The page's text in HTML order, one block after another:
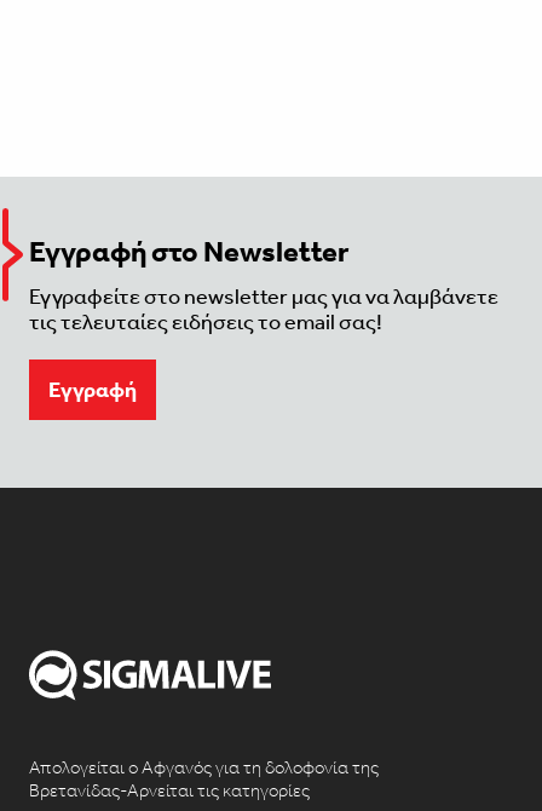
Εγγραφή στο Newsletter
Εγγραφείτε στο newsletter μας για να λαμβάνετε
τις τελευταίες ειδήσεις το email σας!
Eγγραφή
Απολογείται ο Αφγανός για τη δολοφονία της
Βρετανίδας-Αρνείται τις κατηγορίες